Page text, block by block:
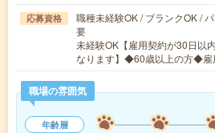
応募資格
職種未経験OK / ブランクOK /
要
未経験OK【雇用契約が30日以
なります】◆60歳以上の方◆
職場の雰囲気
年齢層